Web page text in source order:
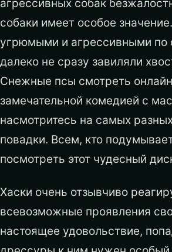
агрессивных собак
собаки имеет особое
угрюмыми и агрессивными
далеко не сразу завиляли
Снежные псы смотреть онлайн
замечательной комедией с
насмотритесь на самых
повадки. Всем, кто
посмотреть этот чудесный
Хаски очень отзывчиво
всевозможные проявления
настоящее удовольствие,